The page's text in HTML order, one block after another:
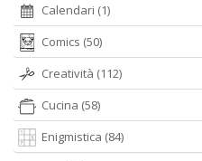
Calendari (1)
Comics (50)
Creatività (112)
Cucina (58)
Enigmistica (84)